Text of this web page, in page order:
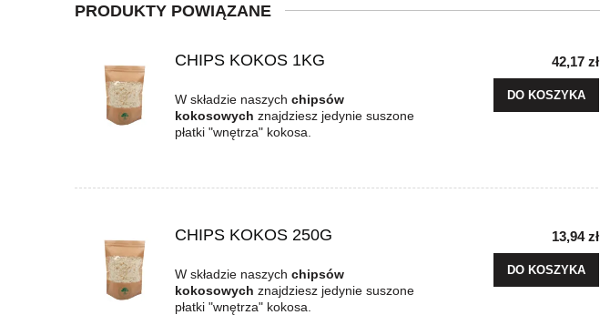
PRODUKTY POWIĄZANE
CHIPS KOKOS 1KG
W składzie naszych chipsów
kokosowych znajdziesz jedynie suszone
płatki "wnętrza" kokosa.
42,17 zł
DO KOSZYKA
CHIPS KOKOS 250G
W składzie naszych chipsów
kokosowych znajdziesz jedynie suszone
płatki "wnętrza" kokosa.
13,94 zł
DO KOSZYKA